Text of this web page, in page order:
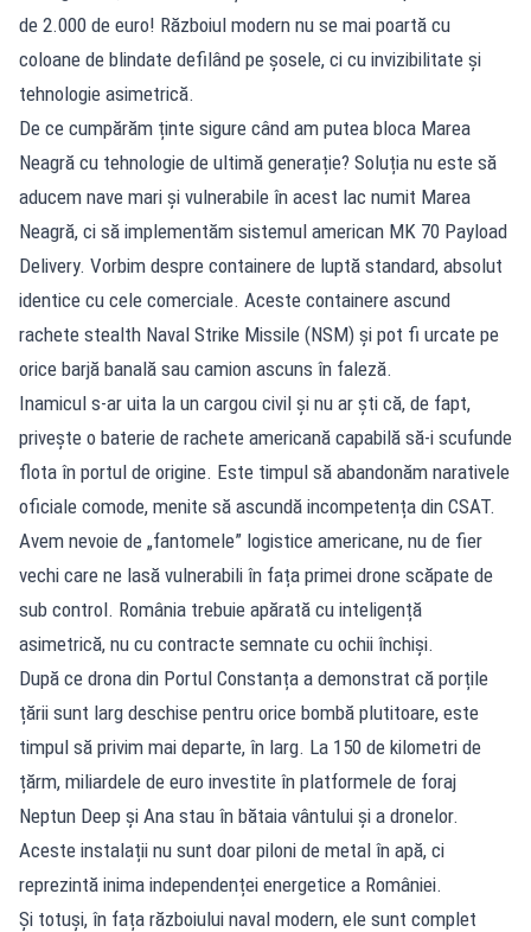
de 2.000 de euro! Războiul modern nu se mai poartă cu
coloane de blindate defilând pe șosele, ci cu invizibilitate și
tehnologie asimetrică.
De ce cumpărăm ținte sigure când am putea bloca Marea
Neagră cu tehnologie de ultimă generație? Soluția nu este să
aducem nave mari și vulnerabile în acest lac numit Marea
Neagră, ci să implementăm sistemul american MK 70 Payload
Delivery. Vorbim despre containere de luptă standard, absolut
identice cu cele comerciale. Aceste containere ascund
rachete stealth Naval Strike Missile (NSM) și pot fi urcate pe
orice barjă banală sau camion ascuns în faleză.
Inamicul s-ar uita la un cargou civil și nu ar ști că, de fapt,
privește o baterie de rachete americană capabilă să-i scufunde
flota în portul de origine. Este timpul să abandonăm narativele
oficiale comode, menite să ascundă incompetența din CSAT.
Avem nevoie de „fantomele” logistice americane, nu de fier
vechi care ne lasă vulnerabili în fața primei drone scăpate de
sub control. România trebuie apărată cu inteligență
asimetrică, nu cu contracte semnate cu ochii închiși.
După ce drona din Portul Constanța a demonstrat că porțile
țării sunt larg deschise pentru orice bombă plutitoare, este
timpul să privim mai departe, în larg. La 150 de kilometri de
țărm, miliardele de euro investite în platformele de foraj
Neptun Deep și Ana stau în bătaia vântului și a dronelor.
Aceste instalații nu sunt doar piloni de metal în apă, ci
reprezintă inima independenței energetice a României.
Și totuși, în fața războiului naval modern, ele sunt complet